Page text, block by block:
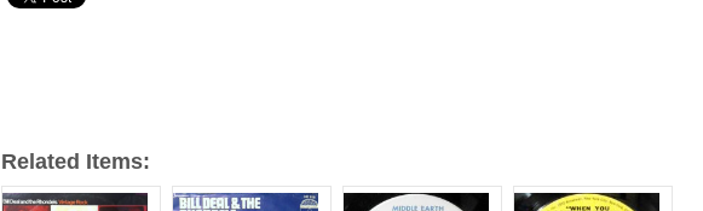
Related Items: